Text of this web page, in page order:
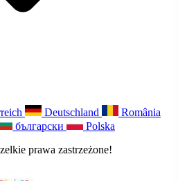
Deutschland
România
български
Polska
prawa zastrzeżone!